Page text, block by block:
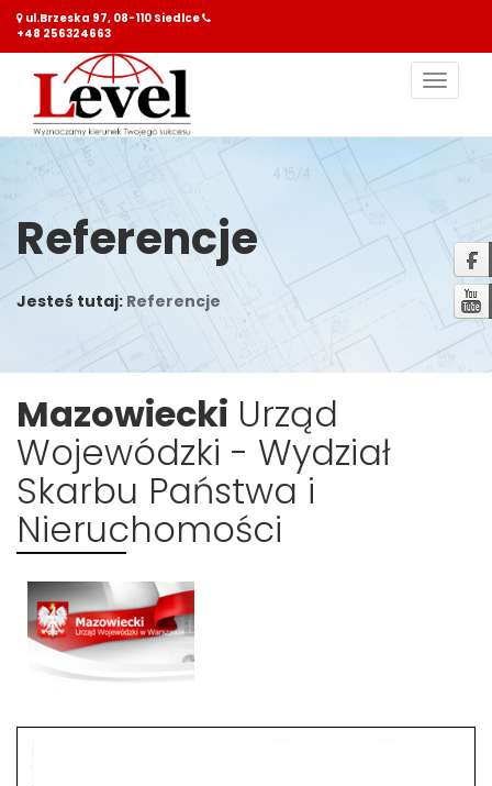
ul.Brzeska 97, 08-110 Siedlce
+48 256324663
Referencje
Jesteś tutaj: Referencje
Mazowiecki Urząd
Wojewódzki - Wydział
Skarbu Państwa i
Nieruchomości